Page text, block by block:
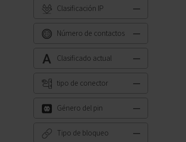
Clasificación IP
Número de contactos
Clasificado actual
tipo de conector
Género del pin
Tipo de bloqueo